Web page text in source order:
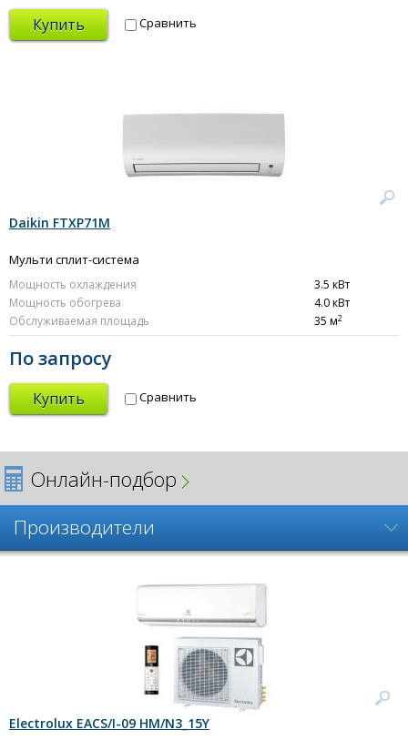
Купить Сравнить
Daikin FTXP71M
Мульти сплит-система
Мощность охлаждения
3.5 кВт
Мощность обогрева
4.0 кВт
Обслуживаемая площадь
35 м2
По запросу
Купить Сравнить
Онлайн-подбор
Производители
Electrolux EACS/I-09 HM/N3_15Y